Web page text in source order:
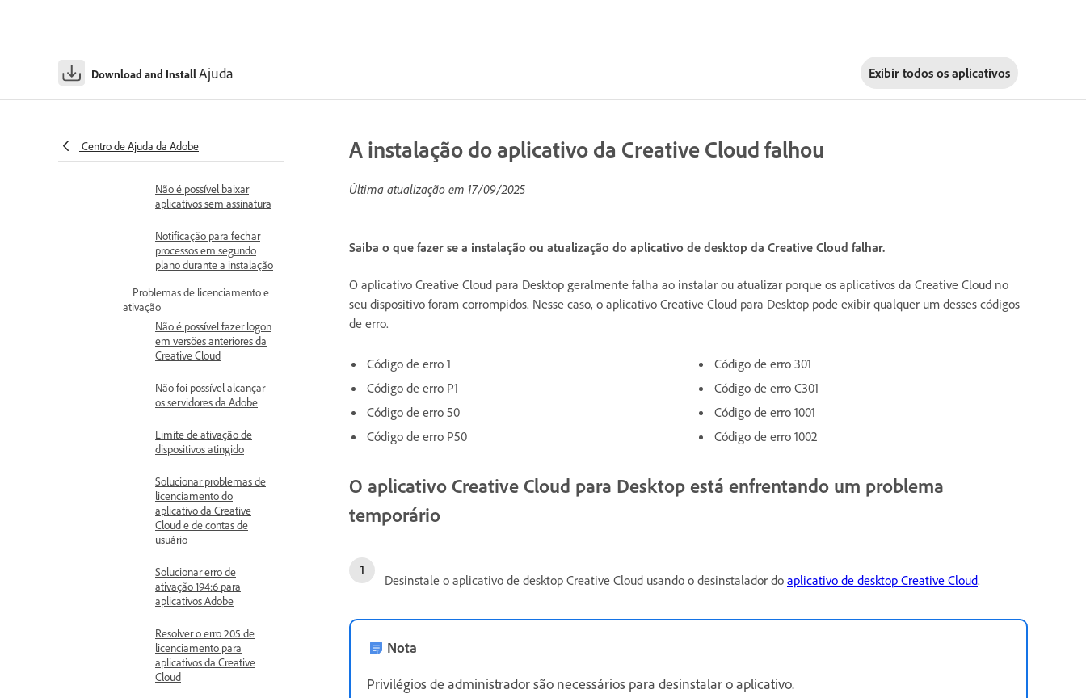
Download and InstallAjuda Exibir todos os aplicativos
Centro de Ajuda da Adobe
Preparar-se para executar
Executar a ferramenta
Creative Cloud Cleaner
Não é possível baixar
aplicativos sem assinatura
Notificação para fechar
processos em segundo
plano durante a instalação
Problemas de licenciamento e
ativação
Não é possível fazer logon
em versões anteriores da
Creative Cloud
Não foi possível alcançar
os servidores da Adobe
Limite de ativação de
dispositivos atingido
Solucionar problemas de
licenciamento do
aplicativo da Creative
Cloud e de contas de
usuário
Solucionar erro de
ativação 194:6 para
aplicativos Adobe
Resolver o erro 205 de
licenciamento para
aplicativos da Creative
Cloud
A instalação do aplicativo da Creative Cloud falhou
Última atualização em 17/09/2025
Saiba o que fazer se a instalação ou atualização do aplicativo de desktop da Creative Cloud falhar.
O aplicativo Creative Cloud para Desktop geralmente falha ao instalar ou atualizar porque os aplicativos da Creative Cloud no
seu dispositivo foram corrompidos. Nesse caso, o aplicativo Creative Cloud para Desktop pode exibir qualquer um desses códigos
de erro.
Código de erro 1
Código de erro P1
Código de erro 50
Código de erro P50
Código de erro 301
Código de erro C301
Código de erro 1001
Código de erro 1002
O aplicativo Creative Cloud para Desktop está enfrentando um problema
temporário
Desinstale o aplicativo de desktop Creative Cloud usando o desinstalador do aplicativo de desktop Creative Cloud.
Nota
Privilégios de administrador são necessários para desinstalar o aplicativo.